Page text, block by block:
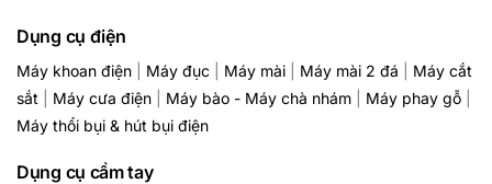
Dụng cụ điện
Máy khoan điện Máy đục Máy mài Máy mài 2 đá
Máy cắt
sắt
Máy cưa điện Máy bào - Máy chà nhám Máy phay gỗ
Máy thổi bụi & hút bụi điện
Dụng cụ cầm tay